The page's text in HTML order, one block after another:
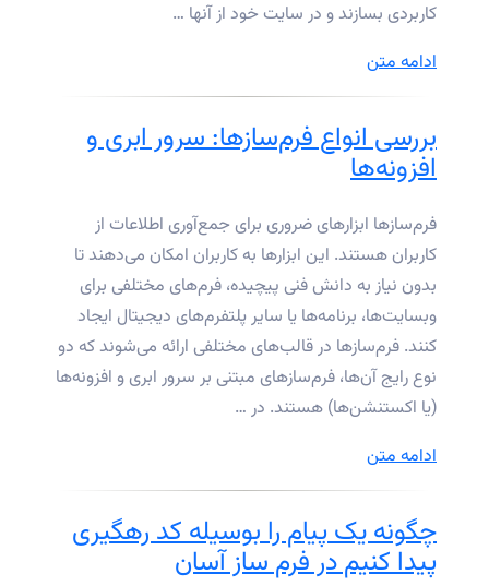
کاربردی بسازند و در سایت خود از آنها …
ادامه متن“معرفی
افزونه
فرم‌ساز
آسان
توسط
سید
علی
ابراهیمی
در
کانال
آپارات”
بررسی انواع فرم‌سازها: سرور ابری و
افزونه‌ها
فرم‌سازها ابزارهای ضروری برای جمع‌آوری اطلاعات از
کاربران هستند. این ابزارها به کاربران امکان می‌دهند تا
بدون نیاز به دانش فنی پیچیده، فرم‌های مختلفی برای
وبسایت‌ها، برنامه‌ها یا سایر پلتفرم‌های دیجیتال ایجاد
کنند. فرم‌سازها در قالب‌های مختلفی ارائه می‌شوند که دو
نوع رایج آن‌ها، فرم‌سازهای مبتنی بر سرور ابری و افزونه‌ها
(یا اکستنشن‌ها) هستند. در …
ادامه متن“بررسی
انواع
فرم‌سازها:
سرور
ابری
چگونه یک پیام را بوسیله کد رهگیری
پیدا کنیم در فرم ساز آسان